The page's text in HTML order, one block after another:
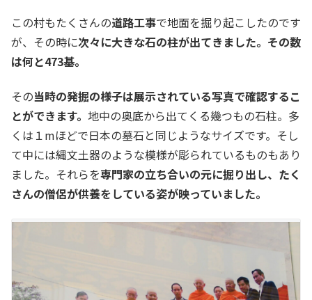
この村もたくさんの道路工事で地面を掘り起こしたのです
が、その時に次々に大きな石の柱が出てきました。その数
は何と473基。
その当時の発掘の様子は展示されている写真で確認するこ
とができます。 地中の奥底から出てくる幾つもの石柱。多
くは１mほどで日本の墓石と同じようなサイズです。そし
て中には縄文土器のような模様が彫られているものもあり
ました。それらを専門家の立ち合いの元に掘り出し、たく
さんの僧侶が供養をしている姿が映っていました。